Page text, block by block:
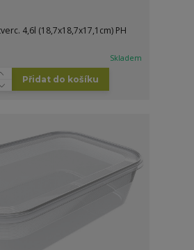
4,6l (18,7x18,7x17,1cm) PH
Skladem
Přidat do košíku